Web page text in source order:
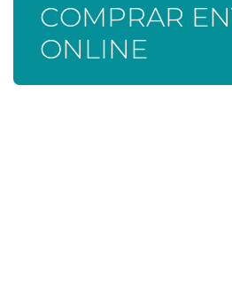
COMPRAR
ONLINE